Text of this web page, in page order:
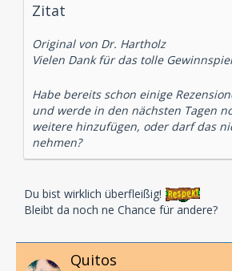
Zitat
Original von Dr. Hartholz
Vielen Dank für das tolle
Habe bereits schon einige
und werde in den nächsten Tagen
weitere hinzufügen, oder darf das
nehmen?
Du bist wirklich überfleißig!
Bleibt da noch ne Chance für andere?
Quitos